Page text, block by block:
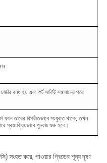
বন্ধ হয় এবং শর্ট সার্কিট সমাধানের পরে
যখন তারের বিপরীতভাবে সংযুক্ত থাকে, তখন
স্বয়ংক্রিয়ভাবে পুনরায় শুরু হবে।
সংহত করে, পাওয়ার গ্রিডের শূন্য দূষণ